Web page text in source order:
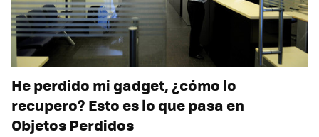
He perdido mi gadget, ¿cómo lo
recupero? Esto es lo que pasa en
Objetos Perdidos